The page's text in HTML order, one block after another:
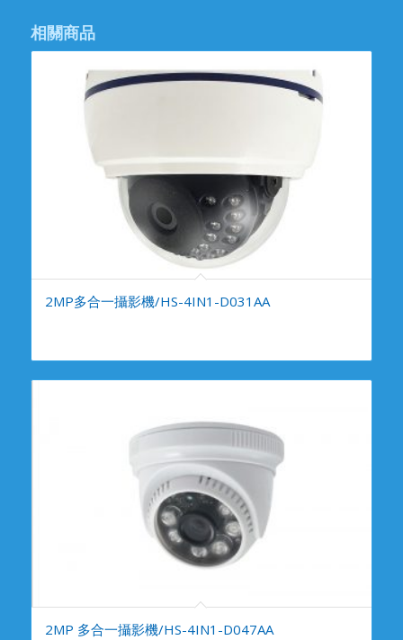
相關商品
2MP多合一攝影機/HS-4IN1-D031AA
2MP 多合一攝影機/HS-4IN1-D047AA